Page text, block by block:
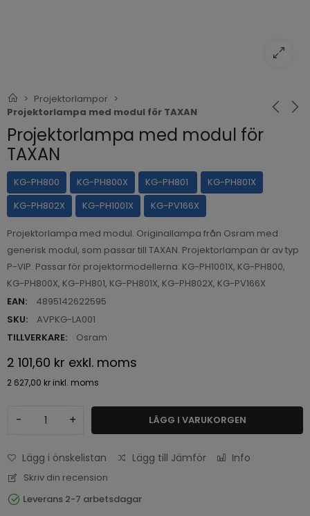
Projektorlampor
Projektorlampa med modul för TAXAN
Projektorlampa med modul för
TAXAN
KG-PH800 KG-PH800X KG-PH801
KG-PH801X
KG-PH802X
KG-PH1001X KG-PV166X
Projektorlampa med modul. Originallampa från Osram med
generisk modul, som passar till TAXAN. Projektorlampan är av typ
P-VIP. Passar för projektormodellerna: KG-PH1001X, KG-PH800,
KG-PH800X, KG-PH801, KG-PH801X, KG-PH802X, KG-PV166X
EAN:
4895142622595
SKU:
AVPKG-LA001
TILLVERKARE:
Osram
2 101,60 kr exkl. moms
2 627,00 kr inkl. moms
- + LÄGG I VARUKORGEN
Lägg i önskelistan Lägg till Jämför Info
Skriv din recension
Leverans 2-7 arbetsdagar